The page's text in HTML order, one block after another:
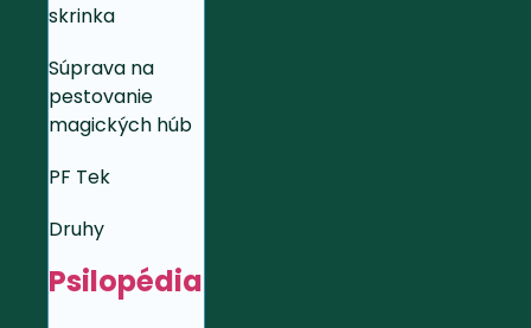
skrinka
Súprava na
pestovanie
magických húb
PF Tek
Druhy
Psilopédia